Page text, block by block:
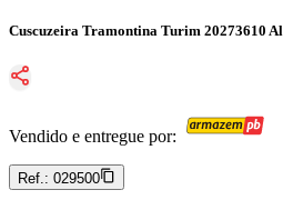
Cuscuzeira Tramontina Turim 20273610
Vendido e entregue por:
Ref.: 029500